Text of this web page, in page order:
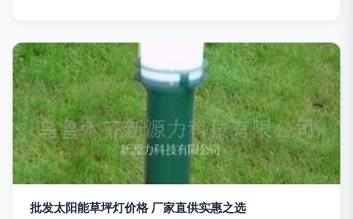
批发太阳能草坪灯价格 厂家直供实惠之选